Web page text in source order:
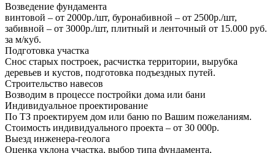
Возведение фундамента
винтовой – от 2000р./шт, буронабивной – от 2500р./шт,
забивной – от 3000р./шт, плитный и ленточный от 15.000 руб.
за м/куб.
Подготовка участка
Снос старых построек, расчистка территории, вырубка
деревьев и кустов, подготовка подъездных путей.
Строительство навесов
Возводим в процессе постройки дома или бани
Индивидуальное проектирование
По ТЗ проектируем дом или баню по Вашим пожеланиям.
Стоимость индивидуального проекта – от 30 000р.
Выезд инженера-геолога
Оценка уклона участка, выбор типа фундамента,